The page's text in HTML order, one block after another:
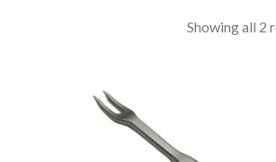
Showing all 2